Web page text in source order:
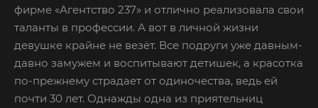
фирме «Агентство 237» и отлично реализовала свои
таланты в профессии. А вот в личной жизни
девушке крайне не везёт. Все подруги уже давным-
давно замужем и воспитывают детишек, а красотка
по-прежнему страдает от одиночества, ведь ей
почти 30 лет. Однажды одна из приятельниц